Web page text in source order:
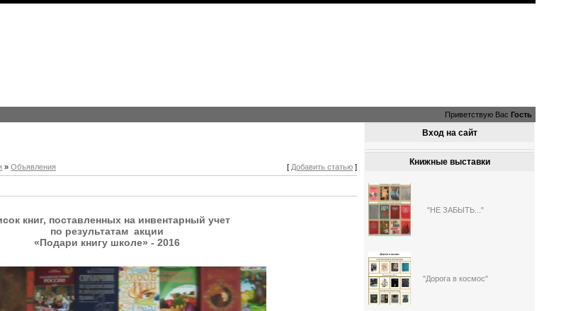
Приветствую Вас Гость
»Объявления [ Добавить статью ]
книг, поставленных на инвентарный учет
по результатам акции
«Подари книгу школе» - 2016
Вход на сайт
Книжные выставки
"НЕ ЗАБЫТЬ..."
"Дорога в космос"